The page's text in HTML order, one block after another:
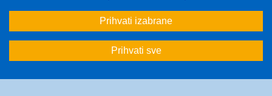
1 2 > >>
Prihvati izabrane
Prihvati sve